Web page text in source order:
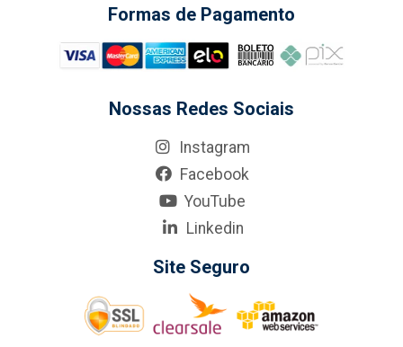
Formas de Pagamento
Nossas Redes Sociais
Instagram
Facebook
YouTube
Linkedin
Site Seguro